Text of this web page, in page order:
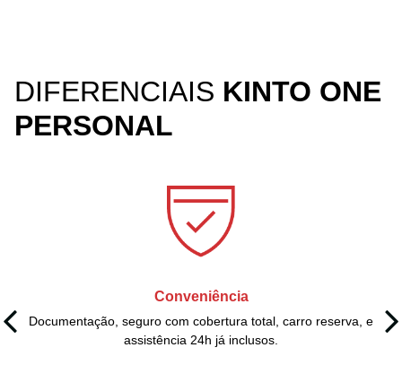
DIFERENCIAIS KINTO ONE
PERSONAL
Conveniência
Documentação, seguro com cobertura total, carro reserva, e
assistência 24h já inclusos.